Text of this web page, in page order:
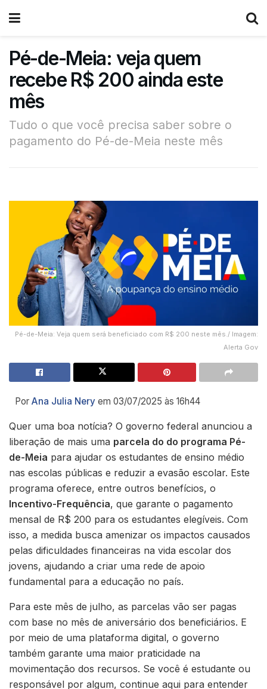
Pé-de-Meia: veja quem
recebe R$ 200 ainda este
mês
Tudo o que você precisa saber sobre o
pagamento do Pé-de-Meia neste mês
Pé-de-Meia: Veja quem será beneficiado com R$ 200 neste mês./ Imagem:
Alerta Gov
Por Ana Julia Nery em 03/07/2025 às 16h44
Quer uma boa notícia? O governo federal anunciou a
liberação de mais uma parcela do do programa Pé-
de-Meia para ajudar os estudantes de ensino médio
nas escolas públicas e reduzir a evasão escolar. Este
programa oferece, entre outros benefícios, o
Incentivo-Frequência, que garante o pagamento
mensal de R$ 200 para os estudantes elegíveis. Com
isso, a medida busca amenizar os impactos causados
pelas dificuldades financeiras na vida escolar dos
jovens, ajudando a criar uma rede de apoio
fundamental para a educação no país.
Para este mês de julho, as parcelas vão ser pagas
com base no mês de aniversário dos beneficiários. E
por meio de uma plataforma digital, o governo
também garante uma maior praticidade na
movimentação dos recursos. Se você é estudante ou
responsável por algum, continue aqui para entender